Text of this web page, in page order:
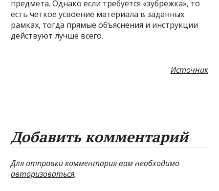
предмета. Однако если требуется «зубрежка», то
есть четкое усвоение материала в заданных
рамках, тогда прямые объяснения и инструкции
действуют лучше всего.
Источник
Добавить комментарий
Для отправки комментария вам необходимо
авторизоваться.